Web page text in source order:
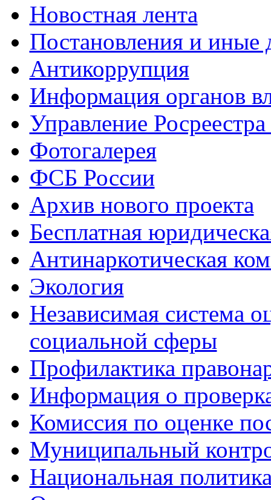
Новостная лента
Постановления и иные
Антикоррупция
Информация органов
Управление
Фотогалерея
ФСБ России
Архив нового проекта
Бесплатная
Антинаркотическая
Экология
Независимая система
социальной сферы
Профилактика
Информация о
Комиссия по оценке
Муниципальный
Национальная